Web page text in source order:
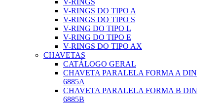
V-RINGS
V-RINGS DO TIPO A
V-RINGS DO TIPO S
V-RING DO TIPO L
V-RING DO TIPO E
V-RINGS DO TIPO AX
CHAVETAS
CATÁLOGO GERAL
CHAVETA PARALELA FORMA A DIN
6885A
CHAVETA PARALELA FORMA B DIN
6885B